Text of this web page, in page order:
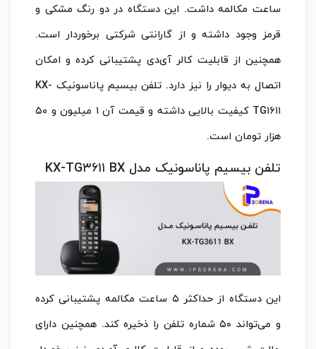
ساعت مکالمه داشت. این دستگاه در دو رنگ مشکی و
قرمز وجود داشته و از گارانتی شرکتی برخوردار است.
همچنین از قابلیت کالر آی‌دی پشتیبانی کرده و امکان
اتصال به دیوار را نیز دارد. تلفن بیسیم پاناسونیک KX-
TG۱۶۱۱ کیفیت بالایی داشته و قیمت آن ۱ میلیون و ۵۰
هزار تومان است.
تلفن بیسیم پاناسونیک مدل KX-TG۳۶۱۱ BX
این دستگاه از حداکثر ۵ ساعت مکالمه پشتیبانی کرده
و می‌تواند ۵۰ شماره تلفن را ذخیره کند. همچنین دارای